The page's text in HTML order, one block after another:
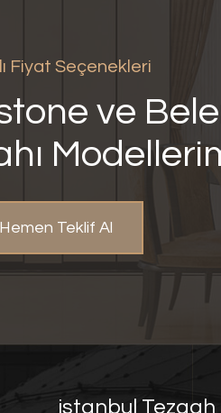
Fiyat Seçenekleri
ve
Hemen Teklif Al
istanbul Tezgah